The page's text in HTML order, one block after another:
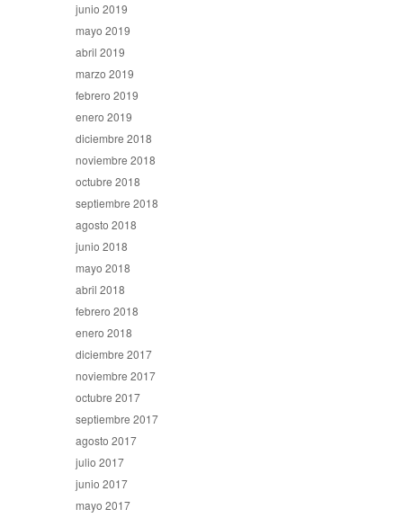
junio 2019
mayo 2019
abril 2019
marzo 2019
febrero 2019
enero 2019
diciembre 2018
noviembre 2018
octubre 2018
septiembre 2018
agosto 2018
junio 2018
mayo 2018
abril 2018
febrero 2018
enero 2018
diciembre 2017
noviembre 2017
octubre 2017
septiembre 2017
agosto 2017
julio 2017
junio 2017
mayo 2017